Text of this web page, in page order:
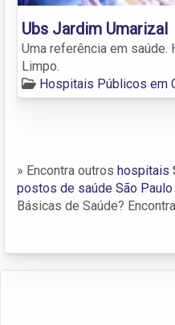
Ubs Jardim Umarizal
Uma referência em saúde.
Limpo.
Hospitais Públicos em
» Encontra outros hospitais
postos de saúde São Paulo
Básicas de Saúde?